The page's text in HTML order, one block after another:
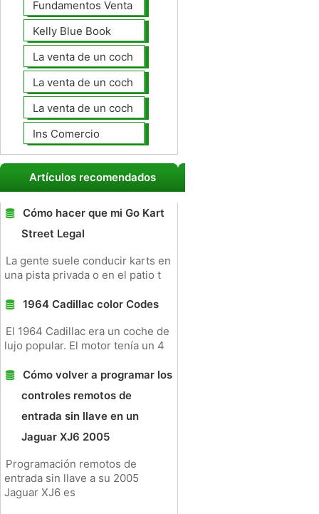
Fundamentos Venta de coches
Kelly Blue Book
La venta de un coche en línea
La venta de un coche usted mismo
La venta de un coche a un taller de
Ins Comercio
Artículos recomendados
Cómo hacer que mi Go Kart
Street Legal
La gente suele conducir karts en
una pista privada o en el patio t
1964 Cadillac color Codes
El 1964 Cadillac era un coche de
lujo popular. El motor tenía un 4
Cómo volver a programar los
controles remotos de
entrada sin llave en un
Jaguar XJ6 2005
Programación remotos de
entrada sin llave a su 2005
Jaguar XJ6 es